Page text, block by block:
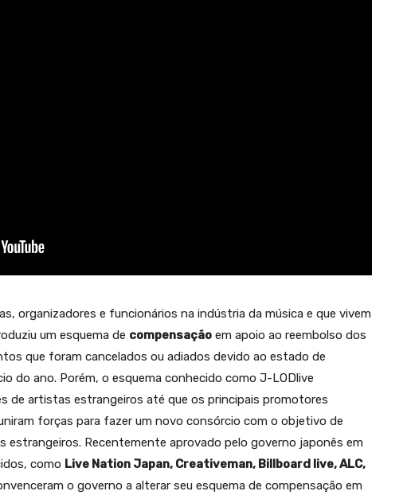
organizadores e funcionários na indústria da música e que vivem
um esquema de compensação em apoio ao reembolso dos
que foram cancelados ou adiados devido ao estado de
do ano. Porém, o esquema conhecido como J-LODlive
de artistas estrangeiros até que os principais promotores
forças para fazer um novo consórcio com o objetivo de
estrangeiros. Recentemente aprovado pelo governo japonês em
como Live Nation Japan, Creativeman, Billboard live, ALC,
o governo a alterar seu esquema de compensação em